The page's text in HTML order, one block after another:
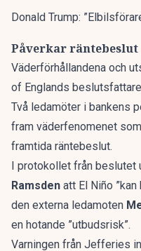
Donald Trump:
Påverkar räntebeslut
Väderförhållandena och
of Englands
Två ledamöter i bankens
fram väderfenomenet
framtida räntebeslut.
I protokollet från beslutet
Ramsden att El Niño
den externa ledamoten
en hotande ”utbudsrisk”.
Varningen från Jefferies